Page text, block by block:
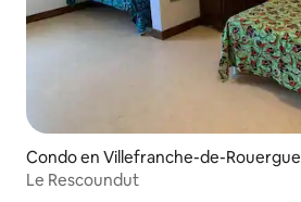
Condo en Villefranche-de-Rouergue
Le Rescoundut